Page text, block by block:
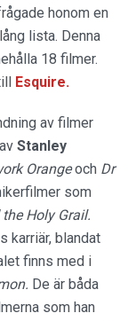
honom en
lista. Denna
18 filmer.
Esquire.
av filmer
Stanley
Orangeoch Dr
som
Holy Grail.
karriär, blandat
finns med i
De är båda
som han